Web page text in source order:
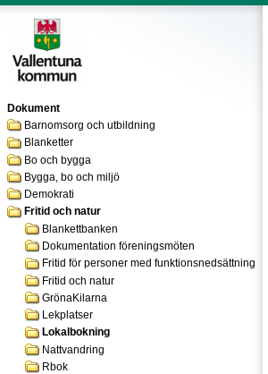
Dokument
Barnomsorg och utbildning
Blanketter
Bo och bygga
Bygga, bo och miljö
Demokrati
Fritid och natur
Blankettbanken
Dokumentation föreningsmöten
Fritid för personer med funktionsnedsättning
Fritid och natur
GrönaKilarna
Lekplatser
Lokalbokning
Nattvandring
Rbok